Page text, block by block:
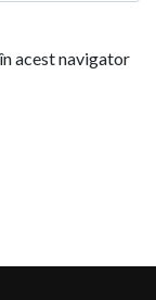
acest navigator